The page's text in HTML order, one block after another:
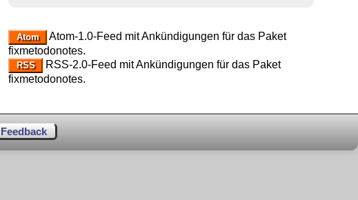
Atom
Atom-1.0-Feed mit Ankündigungen für das Paket
fixmetodonotes.
RSS
RSS-2.0-Feed mit Ankündigungen für das Paket
fixmetodonotes.
Feedback